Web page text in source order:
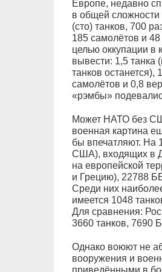
Европе, недавно
в общей сложности
(сто) танков, 700
185 самолётов и
целью оккупации в
вывести: 1,5 танка
танков
самолётов и 0,8
«рэмбы»
Может НАТО без
военная картина
бы впечатляют. На
США), входящих в
на европейской
и Грецию), 22788
Среди них
имеется 1048
Для сравнения:
3660 танков, 7690
Однако воюют не
вооружения и
приведёнными в